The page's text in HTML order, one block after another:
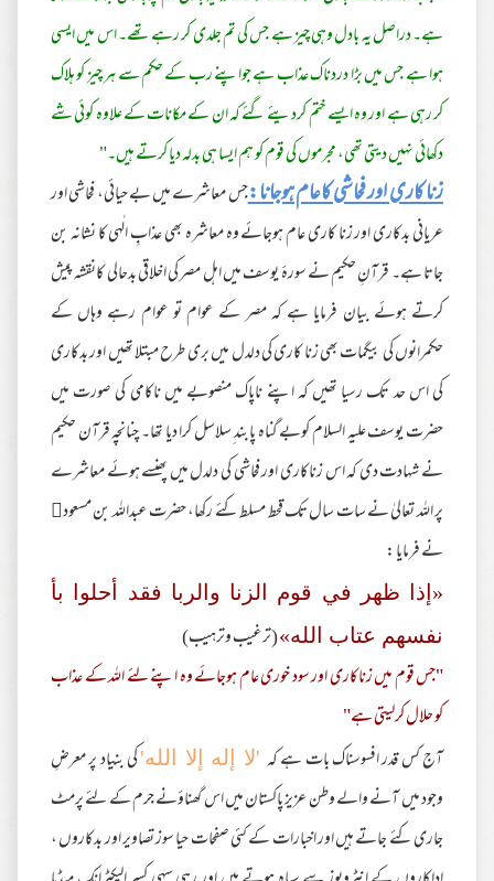
ہے۔ دراصل یہ بادل وہی چیز ہے جس کی تم جلدی کر رہے تھے۔ اس میں ایسی
ہوا ہے جس میں بڑا دردناک عذاب ہے جواپنے رب کے حکم سے ہر چیز کو ہلاک
کر رہی ہے اور وہ ایسے ختم کردیئے گئے کہ ان کے مکانات کے علاوہ کوئی شے
دکھائی نہیں دیتی تھی، مجرموں کی قوم کو ہم ایسا ہی بدلہ دیا کرتے ہیں۔"
زنا کاری اور فحاشی کاعام ہوجانا:جس معاشرے میں بے حیائی، فحاشی اور
عریانی بدکاری اور زنا کاری عام ہوجائے وہ معاشرہ بھی عذابِ الٰہی کا نشانہ بن
جاتا ہے۔ قرآنِ حکیم نے سورہٴ یوسف میں اہل مصر کی اخلاقی بدحالی کانقشہ پیش
کرتے ہوئے بیان فرمایا ہے کہ مصر کے عوام تو عوام رہے وہاں کے
حکمرانوں کی بیگمات بھی زنا کاری کی دلدل میں بری طرح مبتلا تھیں اور بدکاری
کی اس حد تک رسیا تھیں کہ اپنے ناپاک منصوبے میں ناکامی کی صورت میں
حضرت یوسف علیہ السلام کوبے گناہ پابند ِسلاسل کرا دیا تھا۔ چنانچہ قرآن حکیم
نے شہادت دی کہ اس زناکاری اور فحاشی کی دلدل میں پھنسے ہوئے معاشرے
پر اللہ تعالیٰ نے سات سال تک قحط مسلط کئے رکھا، حضرت عبداللہ بن مسعود
نے فرمایا :
«إذا ظهر في قوم الزنا والربا فقد أحلوا بأ
نفسهم عتاب الله»(ترغیب وترہیب)
"جس قوم میں زناکاری اور سود خوری عام ہوجائے وہ اپنے لئے اللہ کے عذاب
کو حلال کرلیتی ہے"
آج کس قدر افسوسناک بات ہے کہ 'لا إله إلا الله'کی بنیاد پر معرضِ
وجود میں آنے والے وطن عزیز پاکستان میں اس گھناؤنے جرم کے لئے پرمٹ
جاری کئے جاتے ہیں اور اخبارات کے کئی صفحات حیا سوز تصاویر اور بدکاروں ،